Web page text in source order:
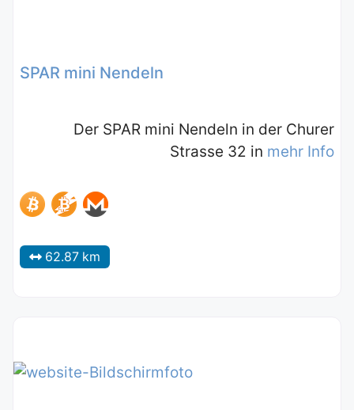
SPAR mini Nendeln
Der SPAR mini Nendeln in der Churer
Strasse 32 in mehr Info
62.87 km